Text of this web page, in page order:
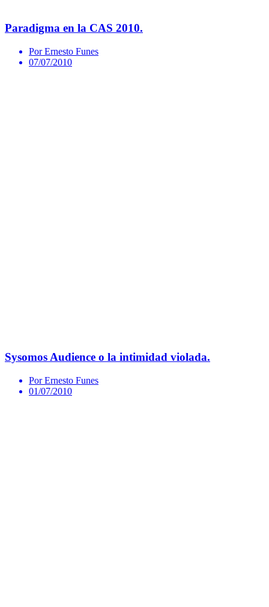
Paradigma en la CAS 2010.
Por Ernesto Funes
07/07/2010
Sysomos Audience o la intimidad violada.
Por Ernesto Funes
01/07/2010